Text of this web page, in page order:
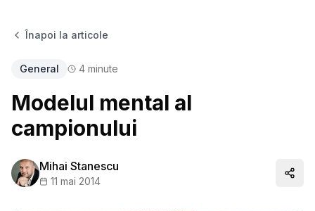
Înapoi la articole
General 4 minute
Modelul mental al
campionului
Mihai Stanescu
11 mai 2014